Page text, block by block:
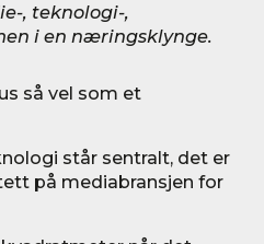
, teknologi-,
i en næringsklynge.
så vel som et
står sentralt, det er
på mediabransjen for